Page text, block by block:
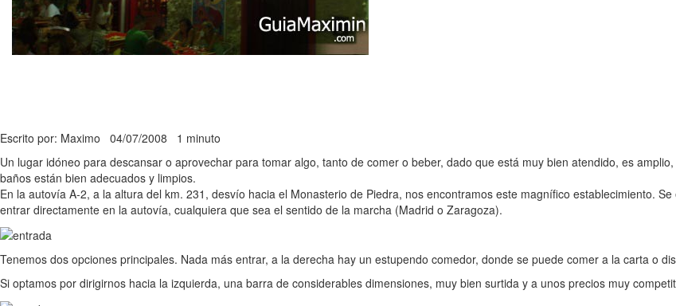
Escrito por: Maximo 04/07/2008 1 minuto
Un lugar idóneo para descansar o aprovechar para tomar algo, tanto de comer o beber, dado que está muy bien atendido, es
baños están bien adecuados y limpios.
En la autovía A-2, a la altura del km. 231, desvío hacia el Monasterio de Piedra, nos encontramos este magnífico establecimiento.
entrar directamente en la autovía, cualquiera que sea el sentido de la marcha (Madrid o Zaragoza).
Tenemos dos opciones principales. Nada más entrar, a la derecha hay un estupendo comedor, donde se puede comer a la carta o
Si optamos por dirigirnos hacia la izquierda, una barra de considerables dimensiones, muy bien surtida y a unos precios muy